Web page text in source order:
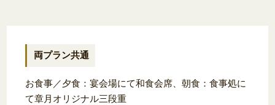
両プラン共通
お食事／夕食：宴会場にて和食会席、朝食：食事処に
て章月オリジナル三段重